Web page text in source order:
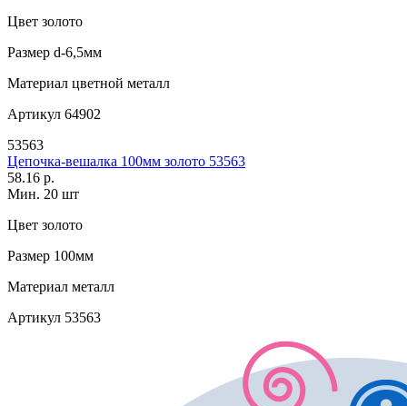
Цвет золото
Размер d-6,5мм
Материал цветной металл
Артикул 64902
53563
Цепочка-вешалка 100мм золото 53563
58.16 р.
Мин. 20 шт
Цвет золото
Размер 100мм
Материал металл
Артикул 53563